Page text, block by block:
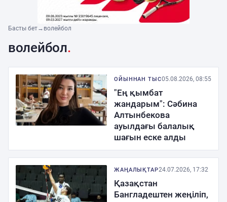
Басты бет→ волейбол
волейбол
ОЙЫННАН ТЫС05.08.2026, 08:55
"Ең қымбат
жандарым": Сәбина
Алтынбекова
ауылдағы балалық
шағын еске алды
ЖАҢАЛЫҚТАР24.07.2026, 17:32
Қазақстан
Бангладештен жеңіліп,